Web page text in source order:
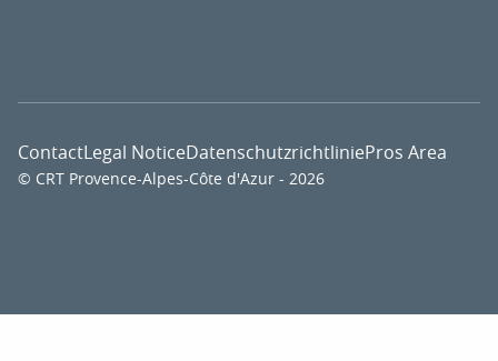
© CRT Provence-Alpes-Côte d'Azur - 2026
ContactLegal NoticeDatenschutzrichtliniePros Area